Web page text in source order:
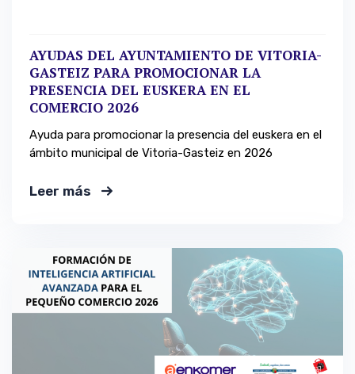
AYUDAS DEL AYUNTAMIENTO DE VITORIA-
GASTEIZ PARA PROMOCIONAR LA
PRESENCIA DEL EUSKERA EN EL
COMERCIO 2026
Ayuda para promocionar la presencia del euskera en el
ámbito municipal de Vitoria-Gasteiz en 2026
Leer más